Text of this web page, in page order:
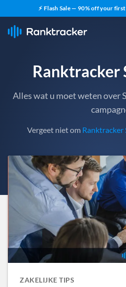
⚡ Flash Sale — 90% off your
Ranktracker
Alles wat u moet weten over
Vergeet niet om Ranktracker
ZAKELIJKE TIPS